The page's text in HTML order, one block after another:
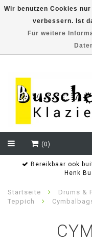
NEW
(0)
Bereikbaar ook
Henk
Startseite Drums &
Teppich
Wir benutzen Cookies
verbessern. Ist
Für weitere